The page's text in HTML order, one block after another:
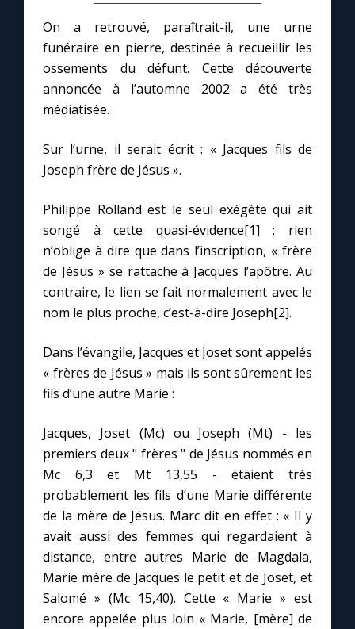
Questions-réponses
Prier au quotidien
Avec Thérèse de Lisieux
Les premiers samedis du mois
Marie qui défait les nœuds
Mes intentions de prière
Une neuvaine
À la une
1000 Raisons de Croire
Chapelet pour le monde
On a retrouvé, paraîtrait-il, une urne
funéraire en pierre, destinée à recueillir les
ossements du défunt. Cette découverte
annoncée à l’automne 2002 a été très
médiatisée.
Sur l’urne, il serait écrit : « Jacques fils de
Joseph frère de Jésus ».
Philippe Rolland est le seul exégète qui ait
songé à cette quasi-évidence[1] : rien
n’oblige à dire que dans l’inscription, « frère
de Jésus » se rattache à Jacques l’apôtre. Au
contraire, le lien se fait normalement avec le
nom le plus proche, c’est-à-dire Joseph[2].
Dans l’évangile, Jacques et Joset sont appelés
« frères de Jésus » mais ils sont sûrement les
fils d’une autre Marie :
Jacques, Joset (Mc) ou Joseph (Mt) - les
premiers deux " frères " de Jésus nommés en
Mc 6,3 et Mt 13,55 - étaient très
probablement les fils d’une Marie différente
de la mère de Jésus. Marc dit en effet : « Il y
avait aussi des femmes qui regardaient à
distance, entre autres Marie de Magdala,
Marie mère de Jacques le petit et de Joset, et
Salomé » (Mc 15,40). Cette « Marie » est
encore appelée plus loin « Marie, [mère] de